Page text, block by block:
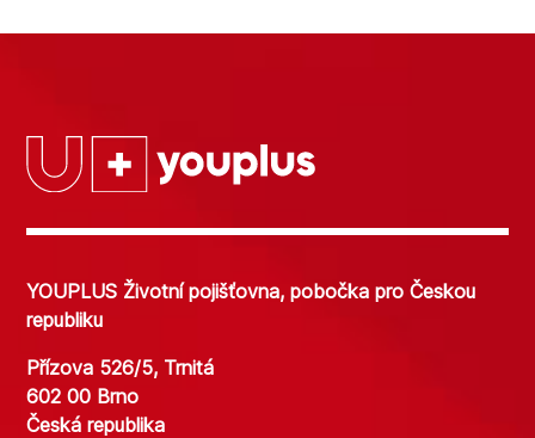
YOUPLUS Životní pojišťovna, pobočka pro Českou
republiku
Přízova 526/5, Trnitá
602 00 Brno
Česká republika